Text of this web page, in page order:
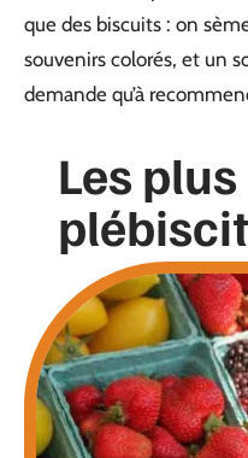
que des biscuits : on
souvenirs colorés, et un
demande qu’à
Les plus